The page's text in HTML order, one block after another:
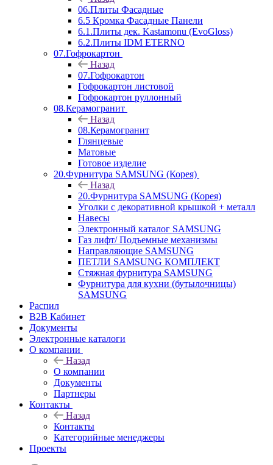
06.Плиты Фасадные
6.5 Кромка Фасадные Панели
6.1.Плиты дек. Kastamonu (EvoGloss)
6.2.Плиты IDM ETERNO
07.Гофрокартон
Назад
07.Гофрокартон
Гофрокартон листовой
Гофрокартон руллонный
08.Керамогранит
Назад
08.Керамогранит
Глянцевые
Матовые
Готовое изделие
20.Фурнитура SAMSUNG (Корея)
Назад
20.Фурнитура SAMSUNG (Корея)
Уголки с декоративной крышкой + металл
Навесы
Электронный каталог SAMSUNG
Газ лифт/ Подъемные механизмы
Направляющие SAMSUNG
ПЕТЛИ SAMSUNG КОМПЛЕКТ
Стяжная фурнитура SAMSUNG
Фурнитура для кухни (бутылочницы)
SAMSUNG
Распил
B2B Кабинет
Документы
Электронные каталоги
О компании
Назад
О компании
Документы
Партнеры
Контакты
Назад
Контакты
Категорийные менеджеры
Проекты